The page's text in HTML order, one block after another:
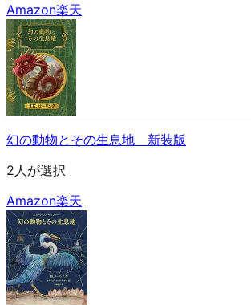
Amazon楽天
幻の動物とその生息地 新装版
2人が選択
Amazon楽天